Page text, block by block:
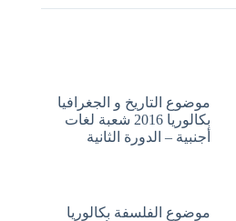
موضوع التاريخ و الجغرافيا
بكالوريا 2016 شعبة لغات
أجنبية – الدورة الثانية
موضوع الفلسفة بكالوريا